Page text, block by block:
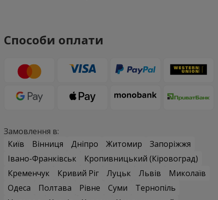
Способи оплати
Замовлення в:
Київ
Вінниця Дніпро Житомир
Запоріжжя
Івано-Франківськ
Кропивницький (Кіровоград)
Кременчук
Кривий Ріг Луцьк Львів
Миколаїв
Одеса
Полтава Рівне Суми
Тернопіль